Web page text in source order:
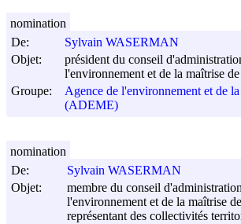
De:
Sylvain WASERMAN
Objet:
président du conseil
l'environnement et de la maîtrise
Groupe:
Agence de l'environnement et de
(ADEME)
nomination
De:
Sylvain WASERMAN
Objet:
membre du conseil
l'environnement et de la maîtrise
représentant des collectivités
nomination